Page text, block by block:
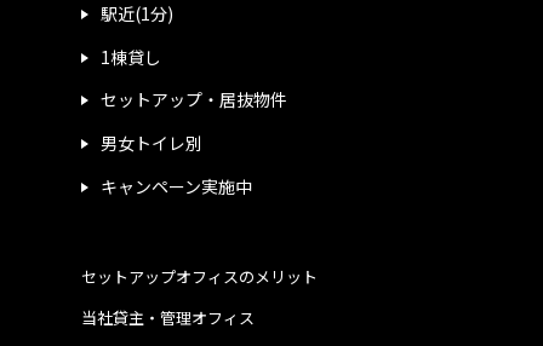
駅近(1分)
1棟貸し
セットアップ・居抜物件
男女トイレ別
キャンペーン実施中
当社貸主・管理オフィス
セットアップオフィスのメリット